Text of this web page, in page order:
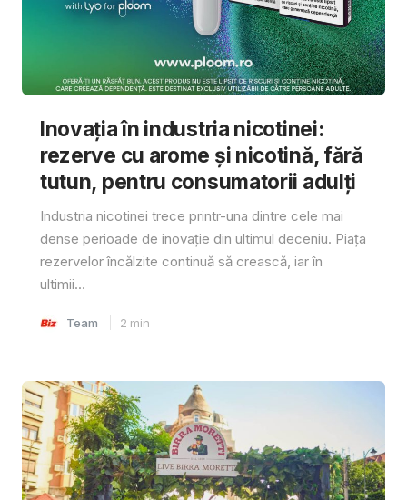
Inovația în industria nicotinei:
rezerve cu arome și nicotină, fără
tutun, pentru consumatorii adulți
Industria nicotinei trece printr-una dintre cele mai
dense perioade de inovație din ultimul deceniu. Piața
rezervelor încălzite continuă să crească, iar în
ultimii...
Team 2 min